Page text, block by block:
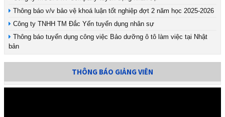
Thông báo v/v bảo vệ khoá luận tốt nghiệp đợt 2 năm học 2025-2026
Công ty TNHH TM Đắc Yến tuyển dụng nhân sự
Thông báo tuyển dụng công việc Bảo dưỡng ô tô làm việc tại Nhật
bản
THÔNG BÁO GIẢNG VIÊN